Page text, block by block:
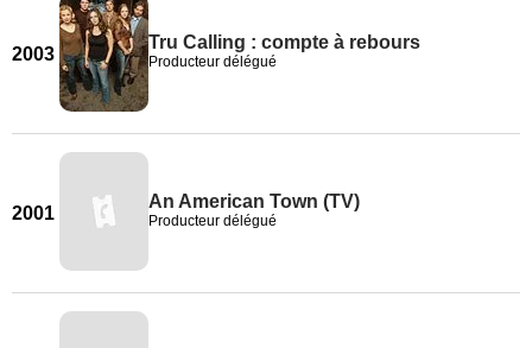
2003
Tru Calling : compte à rebours
Producteur délégué
2001
An American Town (TV)
Producteur délégué